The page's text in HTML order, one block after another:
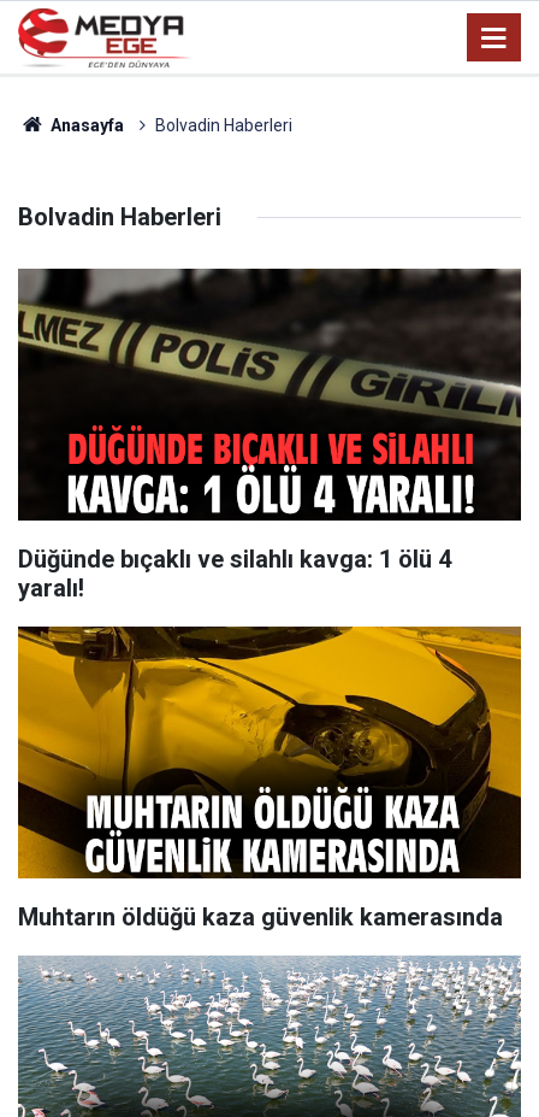
Anasayfa Bolvadin Haberleri
Bolvadin Haberleri
Düğünde bıçaklı ve silahlı kavga: 1 ölü 4
yaralı!
Muhtarın öldüğü kaza güvenlik kamerasında